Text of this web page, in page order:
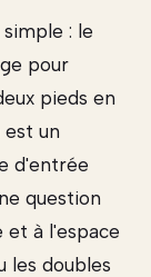
: le
pour
pieds en
un
d'entrée
question
à l'espace
les doubles